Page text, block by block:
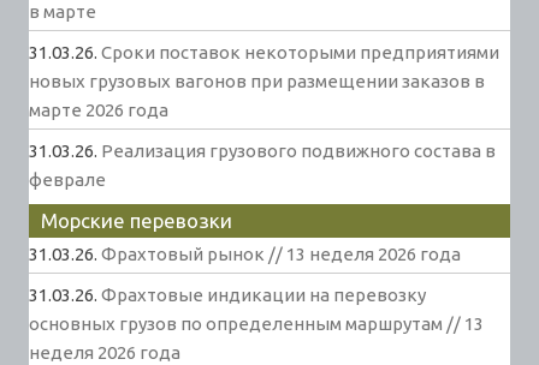
в марте
31.03.26. Сроки поставок некоторыми предприятиями
новых грузовых вагонов при размещении заказов в
марте 2026 года
31.03.26. Реализация грузового подвижного состава в
феврале
Морские перевозки
31.03.26. Фрахтовый рынок // 13 неделя 2026 года
31.03.26. Фрахтовые индикации на перевозку
основных грузов по определенным маршрутам // 13
неделя 2026 года